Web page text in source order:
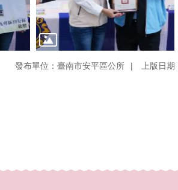
發布單位：臺南市安平區公所 上版日